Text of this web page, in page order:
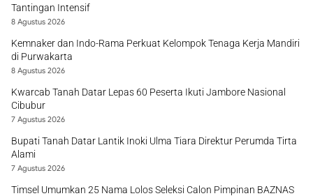
Tantingan Intensif
8 Agustus 2026
Kemnaker dan Indo-Rama Perkuat Kelompok Tenaga Kerja Mandiri
di Purwakarta
8 Agustus 2026
Kwarcab Tanah Datar Lepas 60 Peserta Ikuti Jambore Nasional
Cibubur
7 Agustus 2026
Bupati Tanah Datar Lantik Inoki Ulma Tiara Direktur Perumda Tirta
Alami
7 Agustus 2026
Timsel Umumkan 25 Nama Lolos Seleksi Calon Pimpinan BAZNAS